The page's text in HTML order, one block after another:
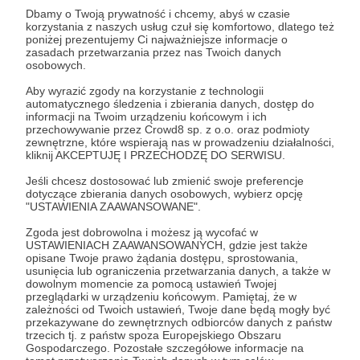
Dbamy o Twoją prywatność i chcemy, abyś w czasie
korzystania z naszych usług czuł się komfortowo, dlatego też
poniżej prezentujemy Ci najważniejsze informacje o
zasadach przetwarzania przez nas Twoich danych
osobowych.
Aby wyrazić zgody na korzystanie z technologii
automatycznego śledzenia i zbierania danych, dostęp do
informacji na Twoim urządzeniu końcowym i ich
przechowywanie przez Crowd8 sp. z o.o. oraz podmioty
zewnętrzne, które wspierają nas w prowadzeniu działalności,
kliknij AKCEPTUJĘ I PRZECHODZĘ DO SERWISU.
Jeśli chcesz dostosować lub zmienić swoje preferencje
dotyczące zbierania danych osobowych, wybierz opcję
"USTAWIENIA ZAAWANSOWANE".
Zgoda jest dobrowolna i możesz ją wycofać w
USTAWIENIACH ZAAWANSOWANYCH, gdzie jest także
opisane Twoje prawo żądania dostępu, sprostowania,
usunięcia lub ograniczenia przetwarzania danych, a także w
dowolnym momencie za pomocą ustawień Twojej
przeglądarki w urządzeniu końcowym. Pamiętaj, że w
zależności od Twoich ustawień, Twoje dane będą mogły być
przekazywane do zewnętrznych odbiorców danych z państw
trzecich tj. z państw spoza Europejskiego Obszaru
Gospodarczego. Pozostałe szczegółowe informacje na
ŁukaszGiergasz5m2
Na dzień dzisiejszy zaufało mi prawie 30 tysięcy
osób - bo tyle dostałem od Was dowodów
to serdecznie!
Rozwiń opis
Cele
Strugnica Morawska - film
bonusowy w Herrnhut
3 000 zł Cel osiągnięty!
100%
Moi Drodzy Kochani! Budowa
Strugnicy Morawskiej zakończona -
wszystko udokumentowane w serii
filmów na moim kanale na YT.
Uwieńczeniem serii byłoby
nakręcenie ostatniego filmu w